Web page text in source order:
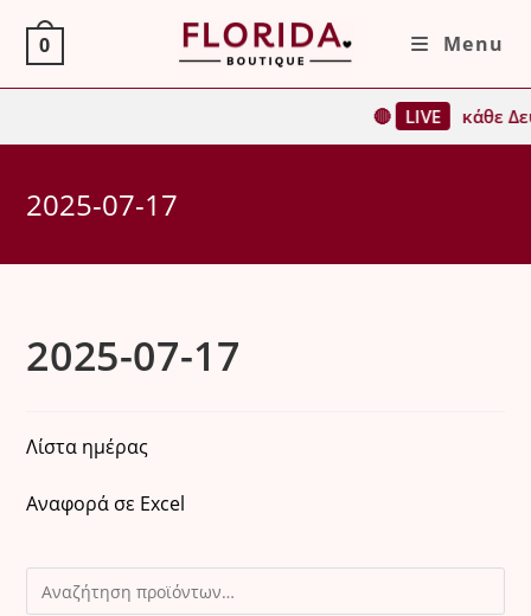
content
0 Menu
🔴 LIVE κάθε
2025-07-17
2025-07-17
Λίστα ημέρας
Αναφορά σε Excel